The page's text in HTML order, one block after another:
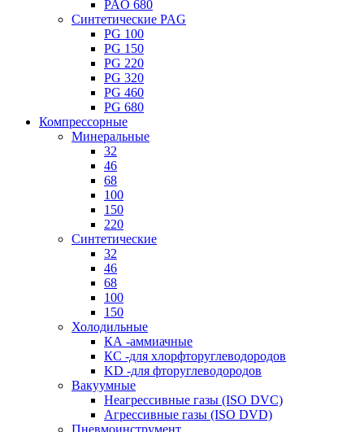
PAO 680
Синтетические PAG
PG 100
PG 150
PG 220
PG 320
PG 460
PG 680
Компрессорные
Минеральные
32
46
68
100
150
220
Синтетические
32
46
68
100
150
Холодильные
КА -аммиачные
КС -для хлорфторуглеводородов
KD -для фторуглеводородов
Вакуумные
Неагрессивные газы (ISO DVC)
Агрессивные газы (ISO DVD)
Пневмоинструмент